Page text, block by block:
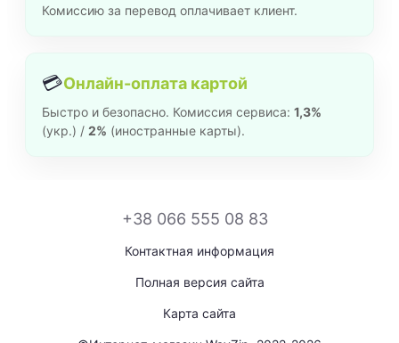
Комиссию за перевод оплачивает клиент.
💳Онлайн-оплата картой
Быстро и безопасно. Комиссия сервиса: 1,3%
(укр.) / 2% (иностранные карты).
+38 066 555 08 83
Контактная информация
Полная версия сайта
Карта сайта